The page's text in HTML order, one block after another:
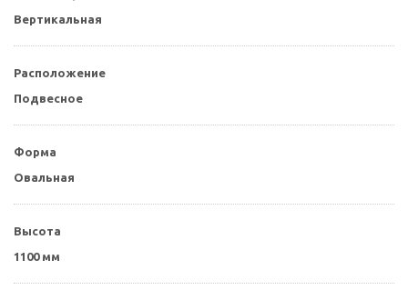
Вертикальная
Расположение
Подвесное
Форма
Овальная
Высота
1100 мм